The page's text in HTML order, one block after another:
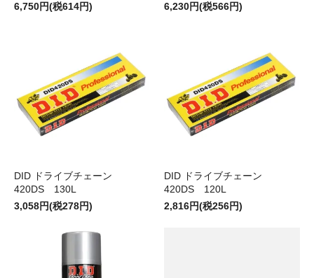
6,750円(税614円)
6,230円(税566円)
DID ドライブチェーン
420DS 130L
3,058円(税278円)
DID ドライブチェーン
420DS 120L
2,816円(税256円)